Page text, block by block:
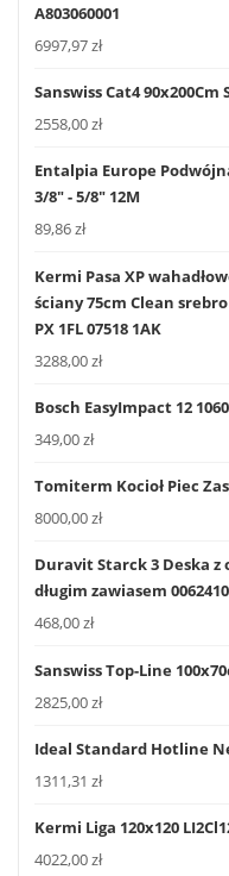
A803060001
6997,97zł
Sanswiss Cat4 90x200Cm
2558,00zł
Entalpia Europe
3/8" - 5/8" 12M
89,86zł
Kermi Pasa XP
ściany 75cm Clean
PX 1FL 07518 1AK
3288,00zł
Bosch EasyImpact 12
349,00zł
Tomiterm Kocioł Piec
8000,00zł
Duravit Starck 3 Deska
długim zawiasem
468,00zł
Sanswiss Top-Line
2825,00zł
Ideal Standard Hotline
1311,31 zł
Kermi Liga 120x120
4022,00zł